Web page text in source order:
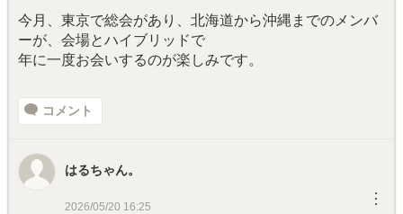
今月、東京で総会があり、北海道から沖縄までのメンバ
ーが、会場とハイブリッドで
年に一度お会いするのが楽しみです。
コメント
はるちゃん。
2026/05/20 16:25 ︙